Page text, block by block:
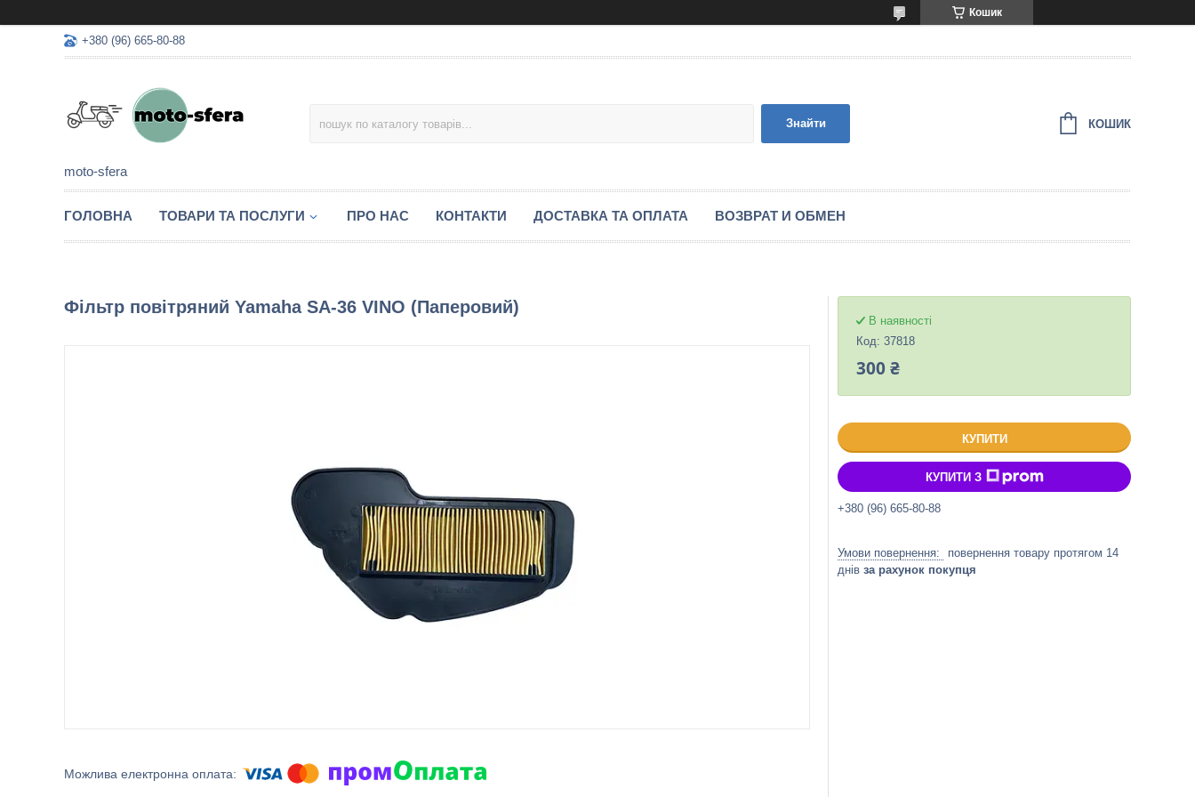
Кошик
+380 (96) 665-80-88
moto-sfera
Знайти КОШИК
ГОЛОВНА ТОВАРИ ТА ПОСЛУГИ ПРО НАС КОНТАКТИ ДОСТАВКА ТА ОПЛАТА ВОЗВРАТ И ОБМЕН
Фільтр повітряний Yamaha SA-36 VINO (Паперовий)
В наявності
Код: 37818
300 ₴
КУПИТИ
КУПИТИ З
+380 (96) 665-80-88
повернення товару протягом 14
днів за рахунок покупця